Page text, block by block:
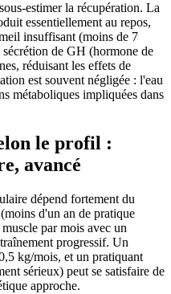
estimer la récupération. La
essentiellement au repos,
insuffisant (moins de 7
de GH (hormone de
réduisant les effets de
est souvent négligée : l'eau
métaboliques impliquées dans
le profil :
avancé
dépend fortement du
d'un an de pratique
par mois avec un
progressif. Un
kg/mois, et un pratiquant
sérieux) peut se satisfaire de
approche.